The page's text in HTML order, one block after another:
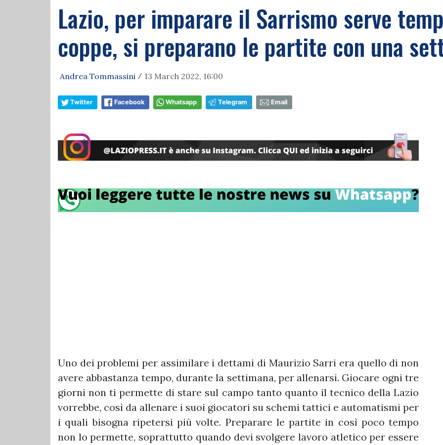
Lazio, per imparare il Sarrismo serve
coppe, si preparano le partite con una
Andrea Tommassini / 13 March 2022, 16:00
Twitter Facebook Whatsapp Telegram Email
Uno dei problemi per assimilare i dettami di Maurizio Sarri era quello di non
avere abbastanza tempo, durante la settimana, per allenarsi. Giocare ogni tre
giorni non ti permette di stare sul campo tanto quanto il tecnico della Lazio
vorrebbe, così da allenare i suoi giocatori su schemi tattici e automatismi per
i quali bisogna ripetersi più volte. Preparare le partite in così poco tempo
non lo permette, soprattutto quando devi svolgere lavoro atletico per essere